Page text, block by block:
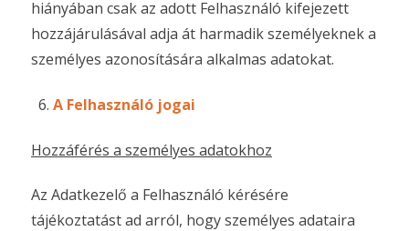
hiányában csak az adott Felhasználó kifejezett
hozzájárulásával adja át harmadik személyeknek a
személyes azonosítására alkalmas adatokat.
A Felhasználó jogai
Hozzáférés a személyes adatokhoz
Az Adatkezelő a Felhasználó kérésére
tájékoztatást ad arról, hogy személyes adataira